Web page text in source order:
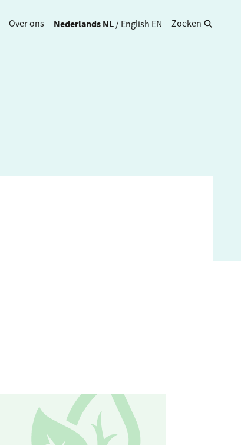
Over ons Nederlands NL / English EN Zoeken